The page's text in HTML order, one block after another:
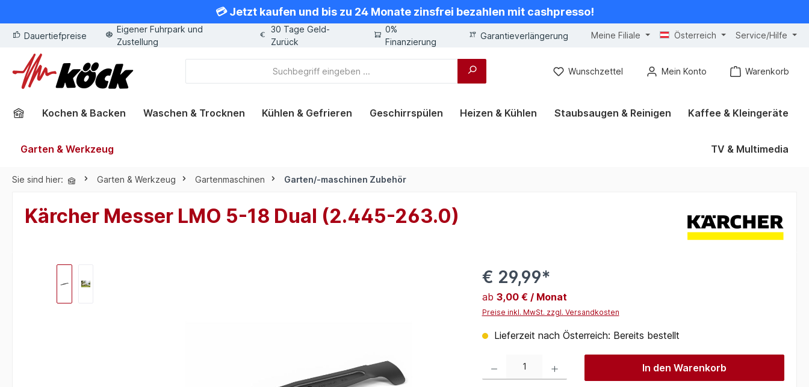
💳 Jetzt kaufen und bis zu 24 Monate zinsfrei bezahlen mit cashpresso!
Dauertiefpreise
Eigener Fuhrpark und
Zustellung
30 Tage Geld-
Zurück
0%
Finanzierung
Garantieverlängerung Meine Filiale Österreich Service/Hilfe
Wunschzettel Mein Konto Warenkorb
Kochen & Backen Waschen & Trocknen Kühlen & Gefrieren Geschirrspülen Heizen & Kühlen Staubsaugen & Reinigen Kaffee & Kleingeräte
Garten & Werkzeug TV & Multimedia
Sie sind hier: Garten & Werkzeug Gartenmaschinen Garten/-maschinen Zubehör
Kärcher Messer LMO 5-18 Dual (2.445-263.0)
€ 29,99*
ab 3,00 € / Monat
Preise inkl. MwSt. zzgl. Versandkosten
Lieferzeit nach Österreich: Bereits bestellt
In den Warenkorb